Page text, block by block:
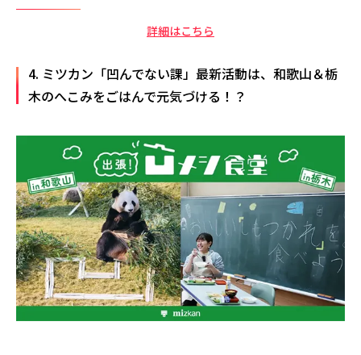
詳細はこちら
4. ミツカン「凹んでない課」最新活動は、和歌山＆栃
木のへこみをごはんで元気づける！？